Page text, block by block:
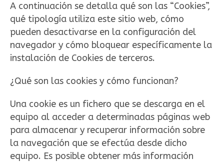
A continuación se detalla qué son las “Cookies”,
qué tipología utiliza este sitio web, cómo
pueden desactivarse en la configuración del
navegador y cómo bloquear específicamente la
instalación de Cookies de terceros.
¿Qué son las cookies y cómo funcionan?
Una cookie es un fichero que se descarga en el
equipo al acceder a determinadas páginas web
para almacenar y recuperar información sobre
la navegación que se efectúa desde dicho
equipo. Es posible obtener más información